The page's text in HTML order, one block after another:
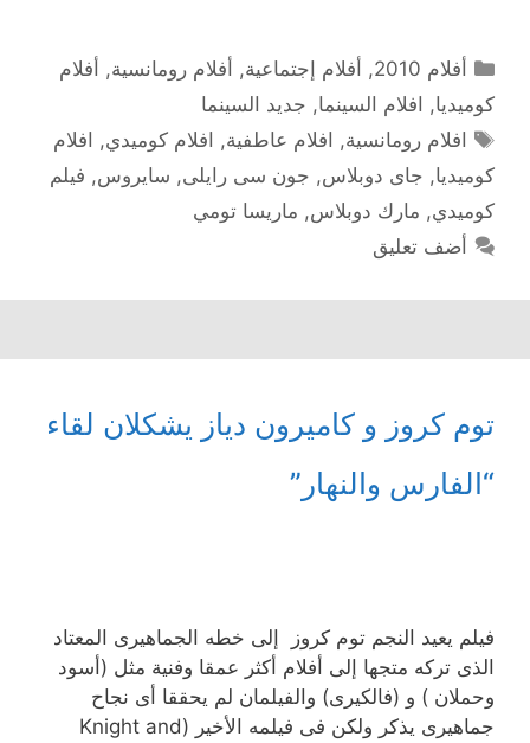
التصنيفات
أفلام 2010 , أفلام إجتماعية, أفلام رومانسية, أفلام
كوميديا, افلام السينما, جديد السينما
الوسوم
افلام رومانسية, افلام عاطفية, افلام كوميدي, افلام
كوميديا, جاى دوبلاس, جون سى رايلى, سايروس, فيلم
كوميدي, مارك دوبلاس, ماريسا تومي
أضف تعليق
توم كروز و كاميرون دياز يشكلان لقاء
“الفارس والنهار”
فيلم يعيد النجم توم كروز إلى خطه الجماهيرى المعتاد
الذى تركه متجها إلى أفلام أكثر عمقا وفنية مثل (أسود
وحملان ) و (فالكيرى) والفيلمان لم يحققا أى نجاح
جماهيرى يذكر ولكن فى فيلمه الأخير (Knight and